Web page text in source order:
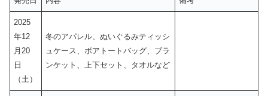
2025
年12
月20
日
（土）
冬のアパレル、ぬいぐるみティッシ
ュケース、ボアトートバッグ、ブラ
ンケット、上下セット、タオルなど